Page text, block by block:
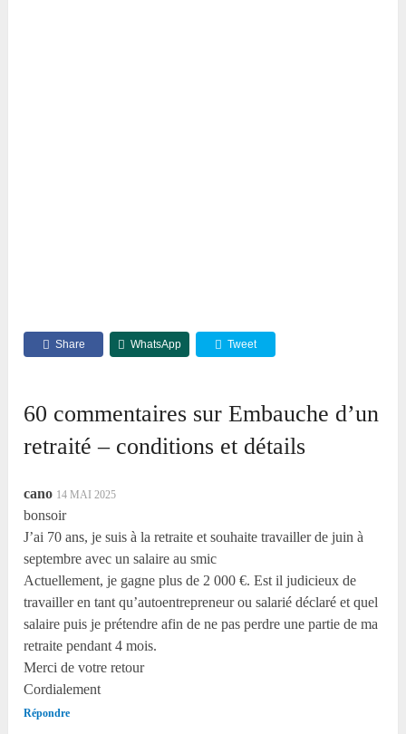
Share WhatsApp Tweet
60 commentaires sur Embauche d’un
retraité – conditions et détails
cano 14 MAI 2025
bonsoir
J’ai 70 ans, je suis à la retraite et souhaite travailler de juin à
septembre avec un salaire au smic
Actuellement, je gagne plus de 2 000 €. Est il judicieux de
travailler en tant qu’autoentrepreneur ou salarié déclaré et quel
salaire puis je prétendre afin de ne pas perdre une partie de ma
retraite pendant 4 mois.
Merci de votre retour
Cordialement
Répondre